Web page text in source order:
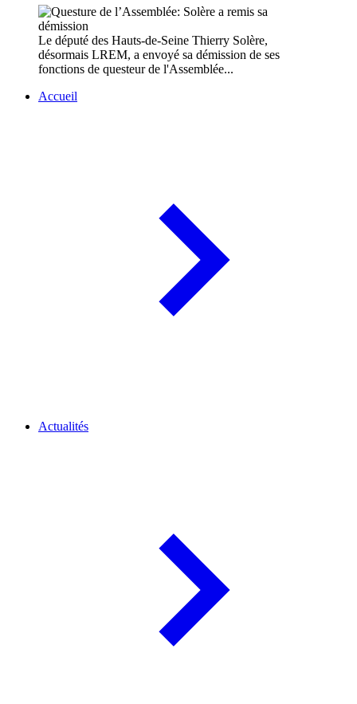
Le député des Hauts-de-Seine Thierry Solère,
désormais LREM, a envoyé sa démission de ses
fonctions de questeur de l'Assemblée...
Accueil
Actualités